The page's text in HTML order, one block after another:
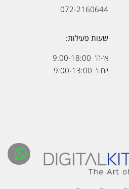
072-2160644
שעות פעילות:
א’-ה’ 9:00-18:00
יום ו’ 9:00-13:00